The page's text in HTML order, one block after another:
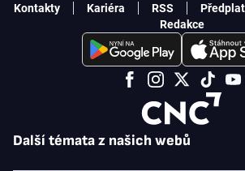
Další témata z našich webů
Kontakty Kariéra RSS
Redakce